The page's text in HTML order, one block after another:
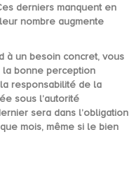
derniers manquent en
nombre augmente
à un besoin concret, vous
la bonne perception
responsabilité de la
sous l’autorité
sera dans l’obligation
mois, même si le bien